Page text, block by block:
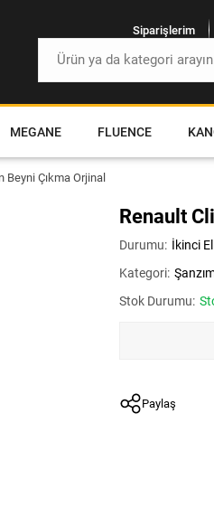
Siparişlerim
MEGANE FLUENCE
Beyni Çıkma Orjinal
Renault
Durumu: İkinci El
Kategori:
Stok Durumu:
Paylaş